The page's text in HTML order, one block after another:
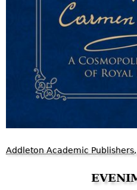
Addleton Academic Publishers,